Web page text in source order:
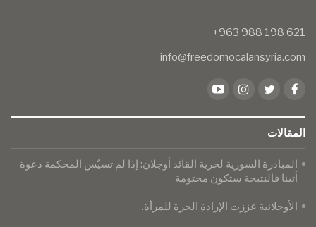
info@freedomocalansyria.com
المقالات
​​​​​​​المبادرة السورية لحرية القائد أوجلان: إذا لم تسيّس المحكمة دعوة
أثينا فالنتيجة ستكون محتومة
الأوجلانية عززت الإرادة الحرة للمرأة.